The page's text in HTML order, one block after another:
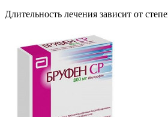
Длительность лечения зависит от